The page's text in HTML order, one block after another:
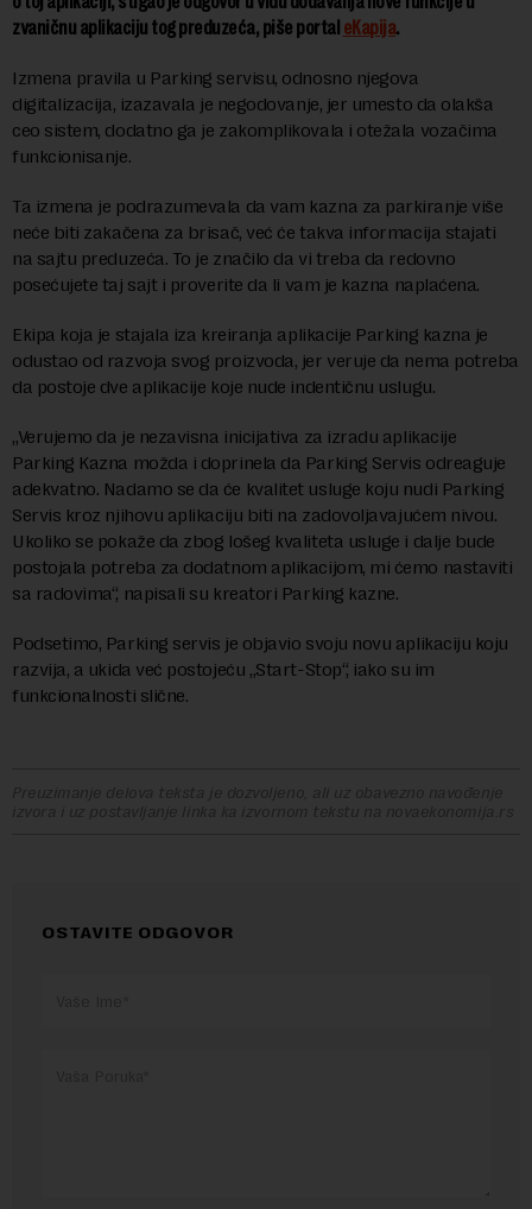
zvaničnu aplikaciju tog preduzeća, piše portal eKapija.
Izmena pravila u Parking servisu, odnosno njegova
digitalizacija, izazavala je negodovanje, jer umesto da olakša
ceo sistem, dodatno ga je zakomplikovala i otežala vozačima
funkcionisanje.
Ta izmena je podrazumevala da vam kazna za parkiranje više
neće biti zakačena za brisač, već će takva informacija stajati
na sajtu preduzeća. To je značilo da vi treba da redovno
posećujete taj sajt i proverite da li vam je kazna naplaćena.
Ekipa koja je stajala iza kreiranja aplikacije Parking kazna je
odustao od razvoja svog proizvoda, jer veruje da nema potreba
da postoje dve aplikacije koje nude indentičnu uslugu.
„Verujemo da je nezavisna inicijativa za izradu aplikacije
Parking Kazna možda i doprinela da Parking Servis odreaguje
adekvatno. Nadamo se da će kvalitet usluge koju nudi Parking
Servis kroz njihovu aplikaciju biti na zadovoljavajućem nivou.
Ukoliko se pokaže da zbog lošeg kvaliteta usluge i dalje bude
postojala potreba za dodatnom aplikacijom, mi ćemo nastaviti
sa radovima“, napisali su kreatori Parking kazne.
Podsetimo, Parking servis je objavio svoju novu aplikaciju koju
razvija, a ukida već postojeću „Start-Stop“, iako su im
funkcionalnosti slične.
Preuzimanje delova teksta je dozvoljeno, ali uz obavezno navođenje
izvora i uz postavljanje linka ka izvornom tekstu na novaekonomija.rs
OSTAVITE ODGOVOR